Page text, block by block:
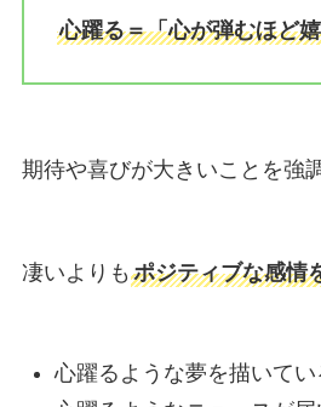
心躍る＝「心が弾むほど
期待や喜びが大きいことを強
凄いよりも ポジティブな感情
心躍るような夢を描いてい